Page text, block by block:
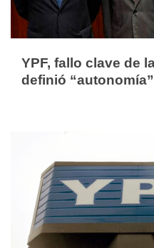
YPF, fallo clave de
definió